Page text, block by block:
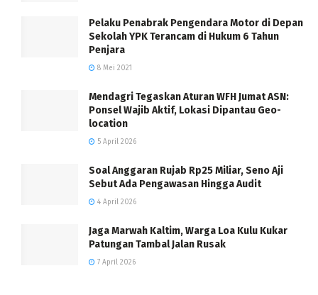
Pelaku Penabrak Pengendara Motor di Depan
Sekolah YPK Terancam di Hukum 6 Tahun
Penjara
8 Mei 2021
Mendagri Tegaskan Aturan WFH Jumat ASN:
Ponsel Wajib Aktif, Lokasi Dipantau Geo-
location
5 April 2026
Soal Anggaran Rujab Rp25 Miliar, Seno Aji
Sebut Ada Pengawasan Hingga Audit
4 April 2026
Jaga Marwah Kaltim, Warga Loa Kulu Kukar
Patungan Tambal Jalan Rusak
7 April 2026